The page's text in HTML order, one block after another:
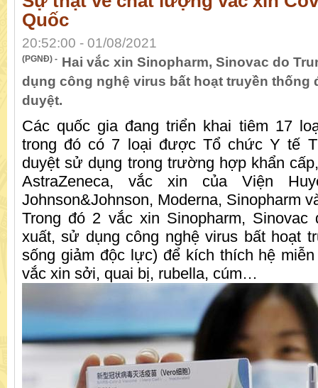
Quốc
20:52:00 - 01/08/2021
(PGNĐ) - Hai vắc xin Sinopharm, Sinovac do
dụng công nghệ virus bất hoạt truyền thống
duyệt.
Các quốc gia đang triển khai tiêm 17
trong đó có 7 loại được Tổ chức Y tế
duyệt sử dụng trong trường hợp khẩn
AstraZeneca, vắc xin của Viện
Johnson&Johnson, Moderna, Sinopharm
Trong đó 2 vắc xin Sinopharm, Sinovac
xuất, sử dụng công nghệ virus bất hoạt
sống giảm độc lực) để kích thích hệ
vắc xin sởi, quai bị, rubella, cúm…